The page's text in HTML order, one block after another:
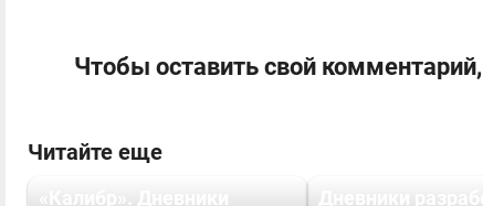
Чтобы оставить свой комментарий,
Читайте еще